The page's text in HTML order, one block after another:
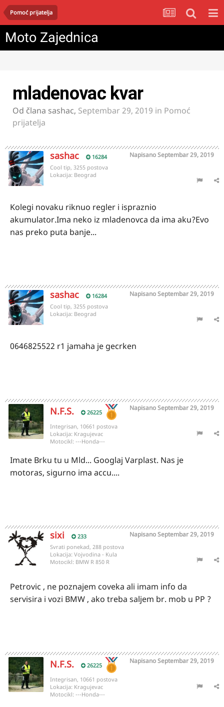
Pomoć prijatelja
Moto Zajednica
mladenovac kvar
Od člana sashac, Septembar 29, 2019 in Pomoć
prijatelja
sashac 16284 NapisanoSeptembar 29, 2019
Cool tip, 3255 postova
Lokacija: Beograd
Kolegi novaku riknuo regler i ispraznio
akumulator.Ima neko iz mladenovca da ima aku?Evo
nas preko puta banje...
sashac 16284 NapisanoSeptembar 29, 2019
Cool tip, 3255 postova
Lokacija: Beograd
0646825522 r1 jamaha je gecrken
N.F.S. 26225
NapisanoSeptembar 29, 2019
Integrisan, 10661 postova
Lokacija: Kragujevac
Motocikl: ---Honda---
Imate Brku tu u Mld... Googlaj Varplast. Nas je
motoras, sigurno ima accu....
sixi 233 NapisanoSeptembar 29, 2019
Svrati ponekad, 288 postova
Lokacija: Vojvodina - Kula
Motocikl: BMW R 850 R
Petrovic , ne poznajem coveka ali imam info da
servisira i vozi BMW , ako treba saljem br. mob u PP ?
N.F.S. 26225
NapisanoSeptembar 29, 2019
Integrisan, 10661 postova
Lokacija: Kragujevac
Motocikl: ---Honda---